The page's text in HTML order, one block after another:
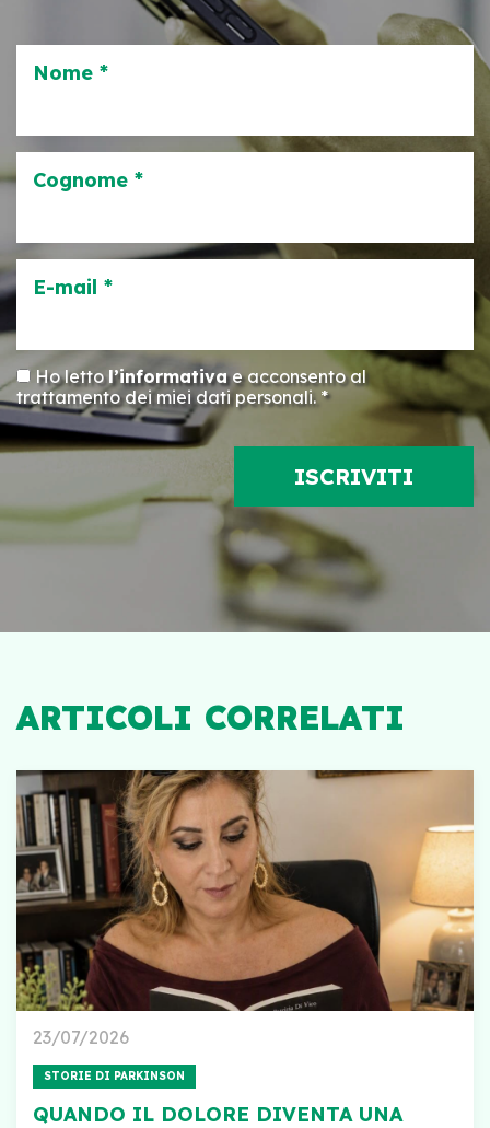
Nome *
Cognome *
E-mail *
Ho lettol’informativae acconsento al
trattamento dei miei dati personali. *
ARTICOLI CORRELATI
23/07/2026
STORIE DI PARKINSON
QUANDO IL DOLORE DIVENTA UNA